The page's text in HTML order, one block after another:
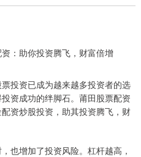
投资已成为越来越多投资者的选
资成功的绊脚石。莆田股票配资
资炒股投资，助其投资腾飞，财
也增加了投资风险。杠杆越高，